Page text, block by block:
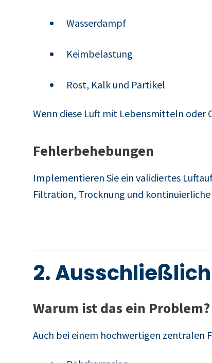
Wasserdampf
Keimbelastung
Rost, Kalk und Partikel
Wenn diese Luft mit Lebensmitteln
Fehlerbehebungen
Implementieren Sie ein validiertes
Filtration, Trocknung und
2.
Warum ist das ein Problem?
Auch bei einem hochwertigen zentralen